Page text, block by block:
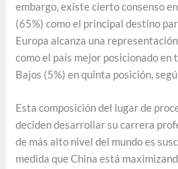
embargo, existe cierto consenso
(65%) como el principal destino
Europa alcanza una
como el país mejor posicionado en
Bajos (5%) en quinta posición,
Esta composición del lugar de
deciden desarrollar su carrera
de más alto nivel del mundo es
medida que China está